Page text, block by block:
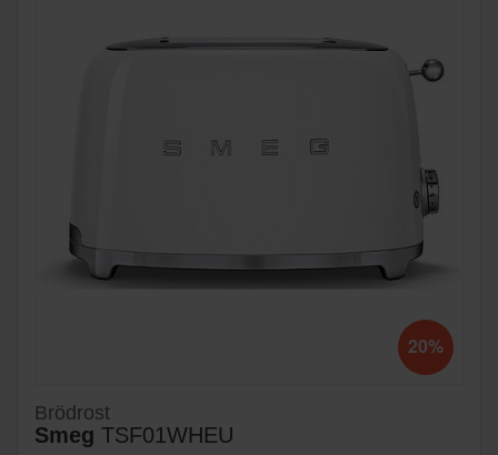
20%
Brödrost
Smeg TSF01WHEU